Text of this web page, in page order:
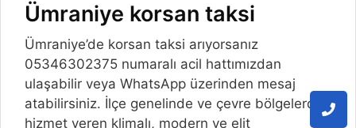
Ümraniye korsan taksi
Ümraniye’de korsan taksi arıyorsanız
05346302375 numaralı acil hattımızdan
ulaşabilir veya WhatsApp üzerinden mesaj
atabilirsiniz. İlçe genelinde ve çevre bölgelerde
hizmet veren klimalı, modern ve elit